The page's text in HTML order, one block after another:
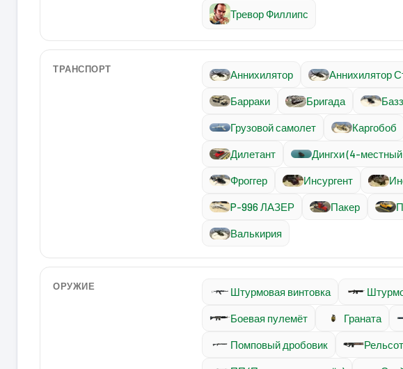
Тревор Филлипс
ТРАНСПОРТ Аннихилятор Аннихилятор
Барраки Бригада
Грузовой самолет Каргобоб
Дилетант Дингхи (4-
Фроггер Инсургент
P-996 ЛАЗЕР Пакер
Валькирия
ОРУЖИЕ Штурмовая винтовка
Боевая пулемёт Граната
Помповый дробовик